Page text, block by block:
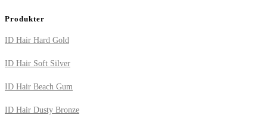
Produkter
ID Hair Hard Gold
ID Hair Soft Silver
ID Hair Beach Gum
ID Hair Dusty Bronze